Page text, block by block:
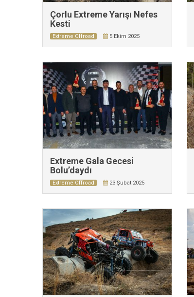
Çorlu Extreme Yarışı Nefes
Kesti
Extreme Offroad 5 Ekim 2025
Extreme Gala Gecesi
Bolu’daydı
Extreme Offroad 23 Şubat 2025